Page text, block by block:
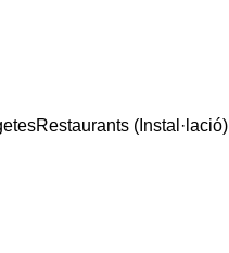
Restaurants (Instal·lació)